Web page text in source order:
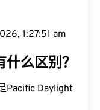
1:27:52 am
么区别？
Pacific Daylight